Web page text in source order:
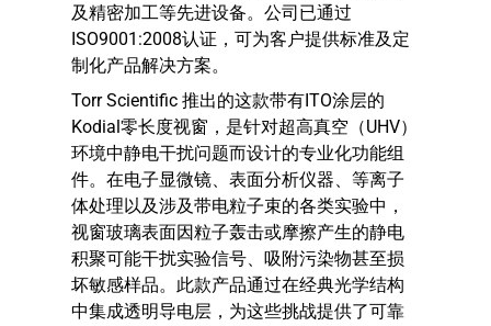
及精密加工等先进设备。公司已通过
ISO9001:2008认证，可为客户提供标准及定
制化产品解决方案。
Torr Scientific 推出的这款带有ITO涂层的
Kodial零长度视窗，是针对超高真空（UHV）
环境中静电干扰问题而设计的专业化功能组
件。在电子显微镜、表面分析仪器、等离子
体处理以及涉及带电粒子束的各类实验中，
视窗玻璃表面因粒子轰击或摩擦产生的静电
积聚可能干扰实验信号、吸附污染物甚至损
坏敏感样品。此款产品通过在经典光学结构
中集成透明导电层，为这些挑战提供了可靠